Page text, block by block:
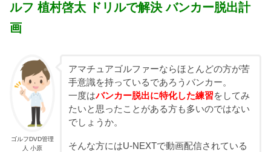
ルフ 植村啓太 ドリルで解決 バンカー脱出計
画
ゴルフDVD管理
人 小原
アマチュアゴルファーならほとんどの方が苦
手意識を持っているであろうバンカー。
一度はバンカー脱出に特化した練習をしてみ
たいと思ったことがある方も多いのではない
でしょうか。
そんな方にはU-NEXTで動画配信されている